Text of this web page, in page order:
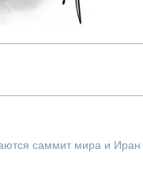
саммит мира и Иран